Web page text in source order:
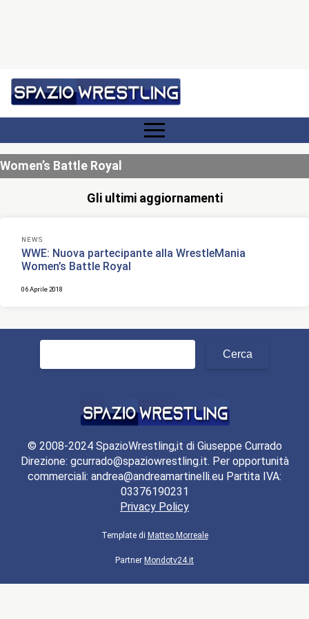
Women’s Battle Royal
Gli ultimi aggiornamenti
NEWS
WWE: Nuova partecipante alla WrestleMania
Women’s Battle Royal
06 Aprile 2018
Ricerca
© 2008-2024 SpazioWrestling,it di Giuseppe Currado
Direzione: gcurrado@spaziowrestling.it. Per opportunità
commerciali: andrea@andreamartinelli.eu Partita IVA:
03376190231
Privacy Policy
Template di Matteo Morreale
Partner Mondotv24.it